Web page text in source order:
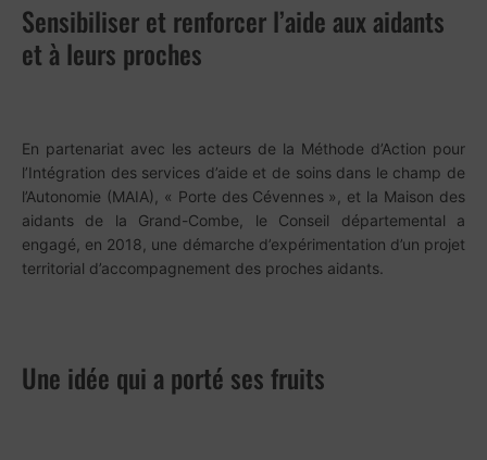
Sensibiliser et renforcer l’aide aux aidants
et à leurs proches
En partenariat avec les acteurs de la Méthode d’Action pour
l’Intégration des services d’aide et de soins dans le champ de
l’Autonomie (MAIA), « Porte des Cévennes », et la Maison des
aidants de la Grand-Combe, le Conseil départemental a
engagé, en 2018, une démarche d’expérimentation d’un projet
territorial d’accompagnement des proches aidants.
Une idée qui a porté ses fruits